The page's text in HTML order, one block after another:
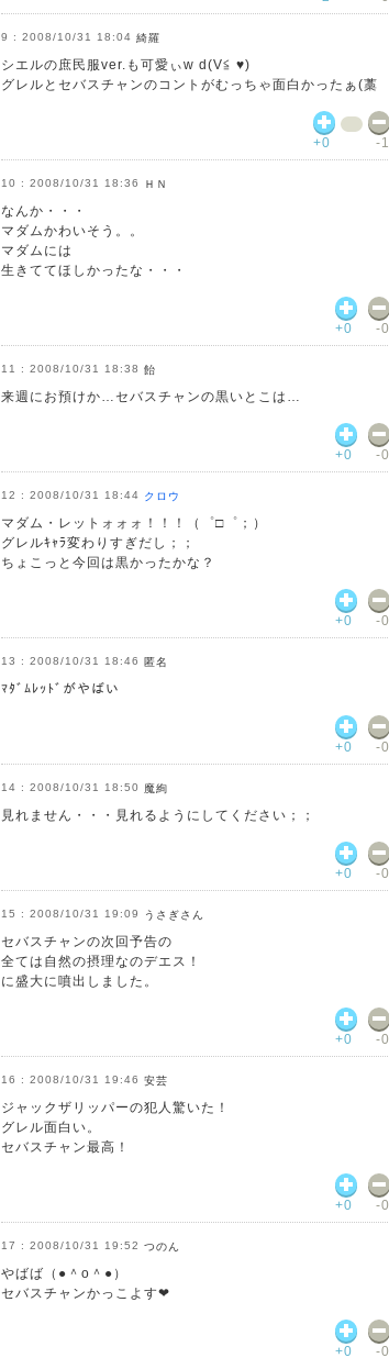
2008/10/31 18:04 綺羅
シエルの庶民服ver.も可愛ぃw d(V≦ ♥)
グレルとセバスチャンのコントがむっちゃ面白かったぁ(藁
+0 -1
2008/10/31 18:36 ＨＮ
なんか・・・
マダムかわいそう。。
マダムには
生きててほしかったな・・・
+0 -0
2008/10/31 18:38 飴
来週にお預けか…セバスチャンの黒いとこは…
+0 -0
2008/10/31 18:44 クロウ
マダム・レットォォォ！！！（゜□゜；）
グレルｷｬﾗ変わりすぎだし；；
ちょこっと今回は黒かったかな？
+0 -0
2008/10/31 18:46 匿名
ﾏﾀﾞﾑﾚｯﾄﾞがやばい
+0 -0
2008/10/31 18:50 魔絢
見れません・・・見れるようにしてください；；
+0 -0
2008/10/31 19:09 うさぎさん
セバスチャンの次回予告の
全ては自然の摂理なのデエス！
に盛大に噴出しました。
+0 -0
2008/10/31 19:46 安芸
ジャックザリッパーの犯人驚いた！
グレル面白い。
セバスチャン最高！
+0 -0
2008/10/31 19:52 つのん
やばば（●＾o＾●）
セバスチャンかっこよす❤
+0 -0